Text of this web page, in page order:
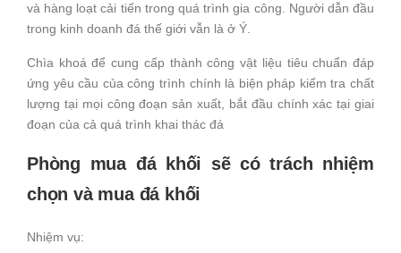
và hàng loạt cải tiến trong quá trình gia công. Người dẫn đầu
trong kinh doanh đá thế giới vẫn là ở Ý.
Chìa khoá để cung cấp thành công vật liệu tiêu chuẩn đáp
ứng yêu cầu của công trình chính là biện pháp kiểm tra chất
lượng tại mọi công đoạn sản xuất, bắt đầu chính xác tại giai
đoạn của cả quá trình khai thác đá
Phòng mua đá khối sẽ có trách nhiệm
chọn và mua đá khối
Nhiệm vụ: